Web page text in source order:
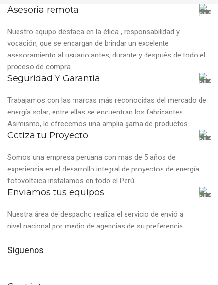
Asesoria remota
Nuestro equipo destaca en la ética , responsabilidad y
vocación, que se encargan de brindar un excelente
asesoramiento al usuario antes, durante y después de todo el
proceso de compra.
Seguridad Y Garantía
Trabajamos con las marcas más reconocidas del mercado de
energía solar; entre ellas se encuentran los fabricantes
Asimismo, le ofrecemos una amplia gama de productos.
Cotiza tu Proyecto
Somos una empresa peruana con más de 5 años de
experiencia en el desarrollo integral de proyectos de energía
fotovoltaica instalamos en todo el Perú.
Enviamos tus equipos
Nuestra área de despacho realiza el servicio de envió a
nivel nacional por medio de agencias de su preferencia.
Síguenos